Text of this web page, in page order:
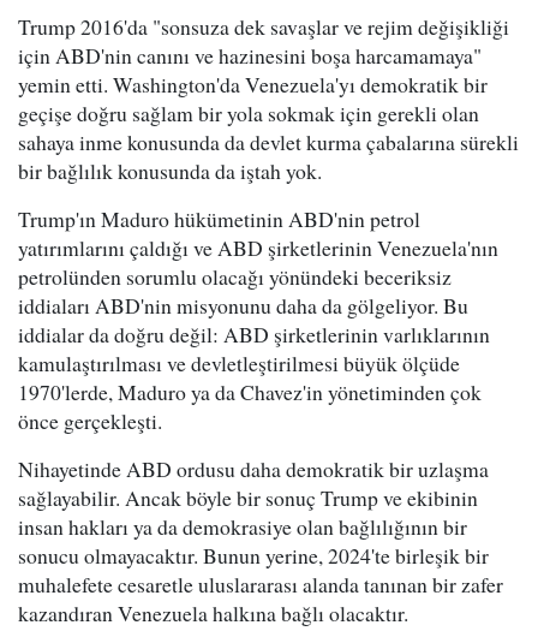
Trump 2016'da "sonsuza dek savaşlar ve rejim değişikliği
için ABD'nin canını ve hazinesini boşa harcamamaya"
yemin etti. Washington'da Venezuela'yı demokratik bir
geçişe doğru sağlam bir yola sokmak için gerekli olan
sahaya inme konusunda da devlet kurma çabalarına sürekli
bir bağlılık konusunda da iştah yok.
Trump'ın Maduro hükümetinin ABD'nin petrol
yatırımlarını çaldığı ve ABD şirketlerinin Venezuela'nın
petrolünden sorumlu olacağı yönündeki beceriksiz
iddiaları ABD'nin misyonunu daha da gölgeliyor. Bu
iddialar da doğru değil: ABD şirketlerinin varlıklarının
kamulaştırılması ve devletleştirilmesi büyük ölçüde
1970'lerde, Maduro ya da Chavez'in yönetiminden çok
önce gerçekleşti.
Nihayetinde ABD ordusu daha demokratik bir uzlaşma
sağlayabilir. Ancak böyle bir sonuç Trump ve ekibinin
insan hakları ya da demokrasiye olan bağlılığının bir
sonucu olmayacaktır. Bunun yerine, 2024'te birleşik bir
muhalefete cesaretle uluslararası alanda tanınan bir zafer
kazandıran Venezuela halkına bağlı olacaktır.